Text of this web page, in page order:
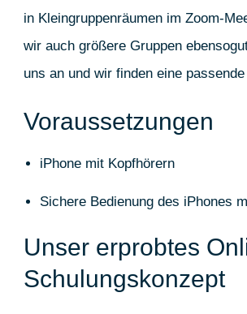
in Kleingruppenräumen im Zoom-
wir auch größere Gruppen
uns an und wir finden eine
Voraussetzungen
iPhone mit Kopfhörern
Sichere Bedienung des iPhones
Unser erprobtes
Schulungskonzept